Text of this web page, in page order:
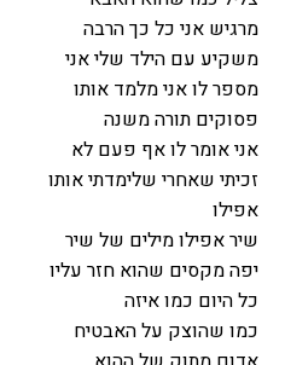
מרגיש אני כל כך הרבה
משקיע עם הילד שלי אני
מספר לו אני מלמד אותו
פסוקים תורה משנה
אני אומר לו אף פעם לא
זכיתי שאחרי שלימדתי אותו
אפילו
שיר אפילו מילים של שיר
יפה מקסים שהוא חזר עליו
כל היום כמו איזה
כמו שהוצק על האבטיח